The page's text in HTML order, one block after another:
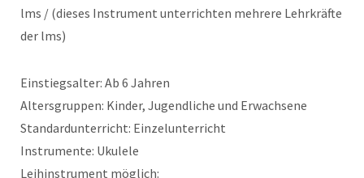
lms / (dieses Instrument unterrichten mehrere Lehrkräfte
der lms)
Einstiegsalter: Ab 6 Jahren
Altersgruppen: Kinder, Jugendliche und Erwachsene
Standardunterricht: Einzelunterricht
Instrumente: Ukulele
Leihinstrument möglich: